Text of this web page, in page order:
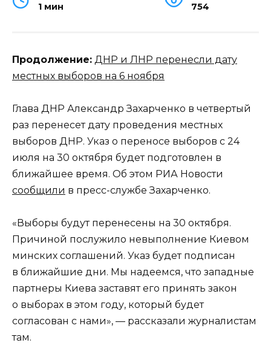
1 мин 754
Продолжение: ДНР и ЛНР перенесли дату
местных выборов на 6 ноября
Глава ДНР Александр Захарченко в четвертый
раз перенесет дату проведения местных
выборов ДНР. Указ о переносе выборов с 24
июля на 30 октября будет подготовлен в
ближайшее время. Об этом РИА Новости
сообщили в пресс-службе Захарченко.
«Выборы будут перенесены на 30 октября.
Причиной послужило невыполнение Киевом
минских соглашений. Указ будет подписан
в ближайшие дни. Мы надеемся, что западные
партнеры Киева заставят его принять закон
о выборах в этом году, который будет
согласован с нами», — рассказали журналистам
там.